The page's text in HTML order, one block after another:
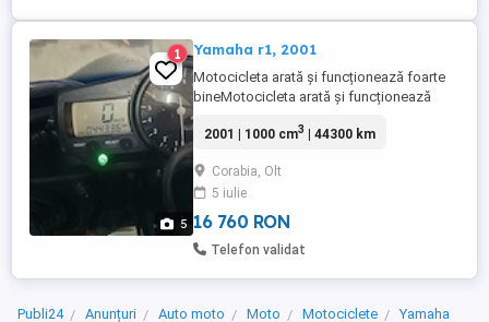
5
1 Yamaha r1, 2001
Motocicleta arată și funcționează foarte
bineMotocicleta arată și funcționează
2001 | 1000 cm3 | 44300 km
Corabia, Olt
5 iulie
16 760 RON
Telefon validat
Publi24 Anunțuri Auto moto Moto Motociclete
Yamaha